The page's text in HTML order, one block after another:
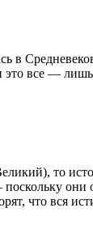
в
это все —
то
они
вся